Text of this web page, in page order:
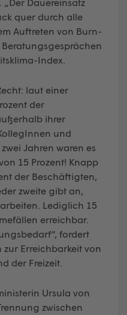
Dauereinsatz
quer durch alle
Auftreten von Burn-
Beratungsgesprächen
Index.
laut einer
der
ihrer
und
Jahren waren es
15 Prozent! Knapp
der Beschäftigten,
zweite gibt an,
Lediglich 15
erreichbar.
fordert
zur Erreichbarkeit von
der Freizeit.
Ursula von
zwischen